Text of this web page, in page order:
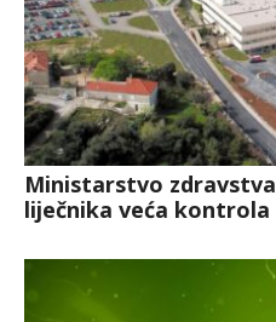
Ministarstvo
liječnika veća